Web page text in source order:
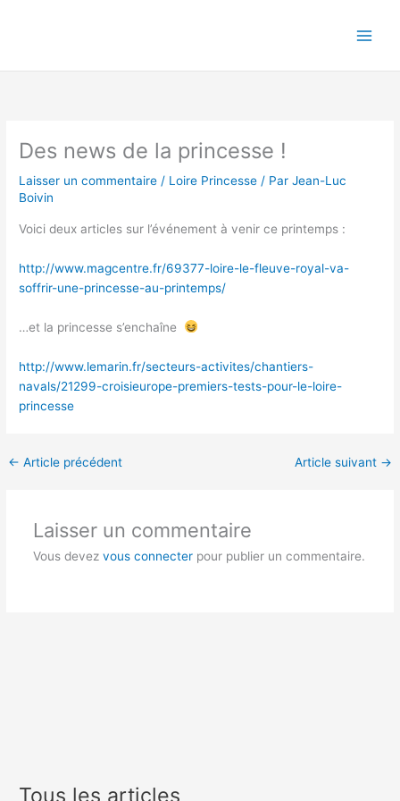
Des news de la princesse !
Laisser un commentaire / Loire Princesse / ParJean-Luc
Boivin
Voici deux articles sur l’événement à venir ce printemps :
http://www.magcentre.fr/69377-loire-le-fleuve-royal-va-
soffrir-une-princesse-au-printemps/
…et la princesse s’enchaîne
http://www.lemarin.fr/secteurs-activites/chantiers-
navals/21299-croisieurope-premiers-tests-pour-le-loire-
princesse
← Article précédent Article suivant →
Laisser un commentaire
Vous devez vous connecterpour publier un commentaire.
Tous les articles